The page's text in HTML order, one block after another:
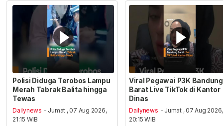
Polisi Diduga Terobos Lampu
Merah Tabrak Balita hingga
Tewas
Dailynews - Jumat , 07 Aug 2026,
21:15 WIB
Viral Pegawai P3K Bandung
Barat Live TikTok di Kantor
Dinas
Dailynews - Jumat , 07 Aug 2026,
20:15 WIB